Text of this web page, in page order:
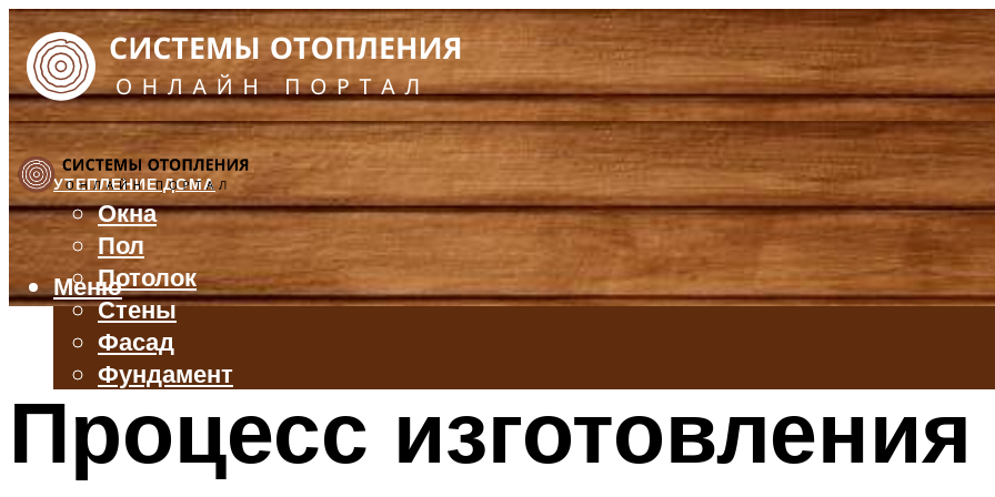
УТЕПЛЕНИЕ ДОМА
Окна
Пол
Потолок
Стены
Фасад
Фундамент
БАЛКОН И ЛОДЖИЯ
КРЫША
Меню
Процесс